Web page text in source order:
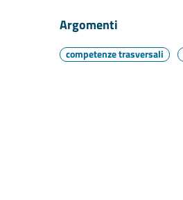
Argomenti
competenze trasversali